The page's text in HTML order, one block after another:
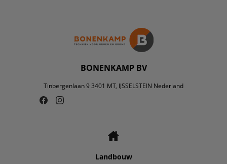
BONENKAMP BV
Tinbergenlaan 9 3401 MT, IJSSELSTEIN Nederland
Landbouw